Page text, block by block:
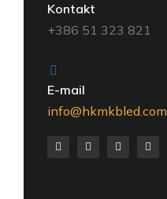
Kontakt
+386 51 323 821
E-mail
info@hkmkbled.com